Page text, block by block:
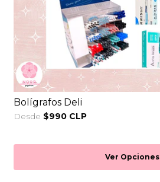
Bolígrafos Deli
Desde $990 CLP
Ver Opciones